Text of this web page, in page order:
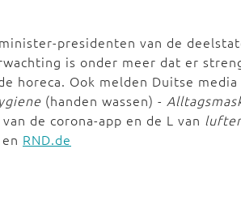
presidenten van de
is onder meer dat er
horeca. Ook melden Duitse media
(handen wassen) -
de corona-app en de L van
en RND.de